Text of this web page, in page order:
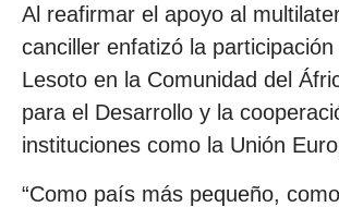
Al reafirmar el apoyo al
canciller enfatizó la
Lesoto en la Comunidad del
para el Desarrollo y la
instituciones como la Unión
“Como país más pequeño,